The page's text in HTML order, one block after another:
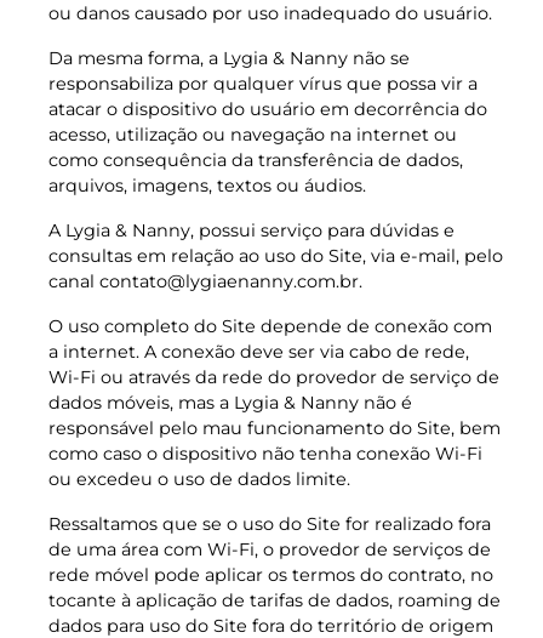
ou danos causado por uso inadequado do usuário.
Da mesma forma, a Lygia & Nanny não se
responsabiliza por qualquer vírus que possa vir a
atacar o dispositivo do usuário em decorrência do
acesso, utilização ou navegação na internet ou
como consequência da transferência de dados,
arquivos, imagens, textos ou áudios.
A Lygia & Nanny, possui serviço para dúvidas e
consultas em relação ao uso do Site, via e-mail, pelo
canal contato@lygiaenanny.com.br.
O uso completo do Site depende de conexão com
a internet. A conexão deve ser via cabo de rede,
Wi-Fi ou através da rede do provedor de serviço de
dados móveis, mas a Lygia & Nanny não é
responsável pelo mau funcionamento do Site, bem
como caso o dispositivo não tenha conexão Wi-Fi
ou excedeu o uso de dados limite.
Ressaltamos que se o uso do Site for realizado fora
de uma área com Wi-Fi, o provedor de serviços de
rede móvel pode aplicar os termos do contrato, no
tocante à aplicação de tarifas de dados, roaming de
dados para uso do Site fora do território de origem